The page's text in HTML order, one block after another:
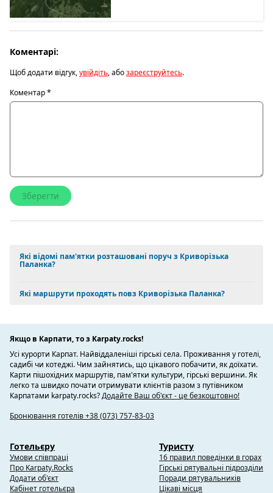
Коментарі:
Щоб додати відгук,увійдіть, абозареєструйтесь.
Коментар*
Які відомі пам'ятки розташовані поруч з Криворізька
Паланка?
Які маршрути проходять повз Криворізька Паланка?
Якщо в Карпати, то з Karpaty.rocks!
Усі курорти Карпат. Найвіддаленіші гірські села. Проживання у готелі,
садибі чи котеджі. Чим зайнятись, що цікавого побачити, як доїхати.
Карти пішохідних маршрутів, пам'ятки культури, гірські вершини. Як
легко та швидко почати отримувати клієнтів разом з путівником
Карпатами karpaty.rocks?Додайте Ваш об'єкт - це безкоштовно!
Бронювання готелів +38 (073) 757-83-03
Готельєру
Умови співпраці
Про Karpaty.Rocks
Додати об'єкт
Кабінет готельєра
Туристу
16 правил поведінки в горах
Гірські рятувальні підрозділи
Поради рятувальників
Цікаві місця